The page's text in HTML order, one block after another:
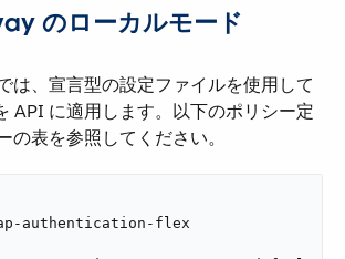
のローカルモード
は、宣言型の設定ファイルを使用して
API に適用します。以下のポリシー定
の表を参照してください。
authentication-flex